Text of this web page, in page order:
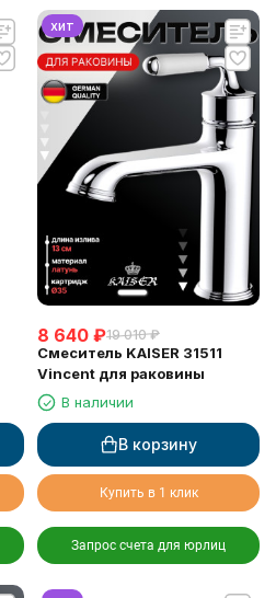
хит
8 640 ₽19 010 ₽
Смеситель KAISER 31511
Vincent для раковины
В наличии
В корзину
Купить в 1 клик
Запрос счета для юрлиц